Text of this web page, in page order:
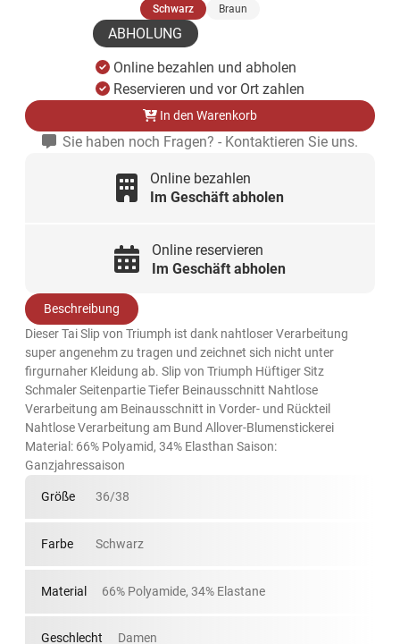
Schwarz(ausgewählt)
Braun
ABHOLUNG
Online bezahlen und abholen
Reservieren und vor Ort zahlen
In den Warenkorb
Sie haben noch Fragen? - Kontaktieren Sie uns.
Online bezahlen
Im Geschäft abholen
Online reservieren
Im Geschäft abholen
Beschreibung
Dieser Tai Slip von Triumph ist dank nahtloser Verarbeitung
super angenehm zu tragen und zeichnet sich nicht unter
firgurnaher Kleidung ab. Slip von Triumph Hüftiger Sitz
Schmaler Seitenpartie Tiefer Beinausschnitt Nahtlose
Verarbeitung am Beinausschnitt in Vorder- und Rückteil
Nahtlose Verarbeitung am Bund Allover-Blumenstickerei
Material: 66% Polyamid, 34% Elasthan Saison:
Ganzjahressaison
Größe 36/38
Farbe Schwarz
Material 66% Polyamide, 34% Elastane
Geschlecht Damen